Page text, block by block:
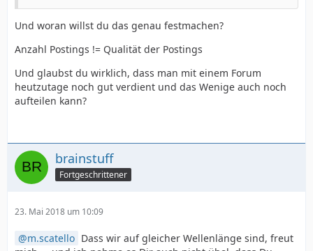
Und woran willst du das genau festmachen?
Anzahl Postings != Qualität der Postings
Und glaubst du wirklich, dass man mit einem Forum
heutzutage noch gut verdient und das Wenige auch noch
aufteilen kann?
brainstuff
Fortgeschrittener
23. Mai 2018 um 10:09
m.scatello Dass wir auf gleicher Wellenlänge sind, freut